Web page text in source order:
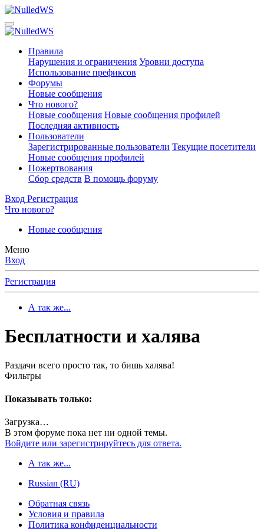
Правила
Нарушения и ограничения Уровни доступа
Использование префиксов
Форумы
Новые сообщения
Что нового?
Новые сообщения Новые сообщения профилей
Последняя активность
Пользователи
Зарегистрированные пользователи Текущие посетители
Новые сообщения профилей
Пожертвования
Сбор средств В помощь форуму
Вход Регистрация
Что нового?
Новые сообщения
Меню
Вход
Регистрация
А так же...
Бесплатности и халява
Раздачи всего просто так, то бишь халява!
Фильтры
Показывать только:
Загрузка…
В этом форуме пока нет ни одной темы.
Войдите или зарегистрируйтесь для ответа.
А так же...
Russian (RU)
Обратная связь
Условия и правила
Политика конфиденциальности